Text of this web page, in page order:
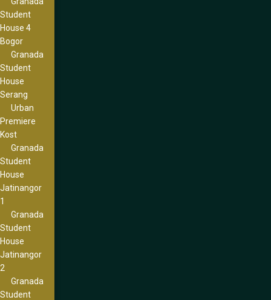
Student
House 4
Bogor
Granada
Student
House
Serang
Urban
Premiere
Kost
Granada
Student
House
Jatinangor
1
Granada
Student
House
Jatinangor
2
Granada
Student